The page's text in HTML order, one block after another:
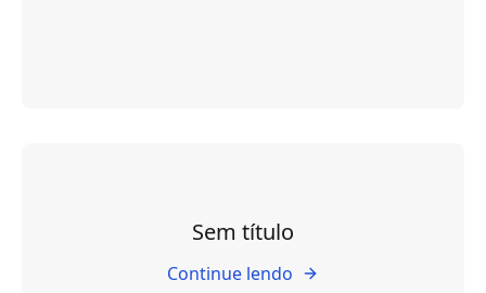
Sem título
Continue lendo